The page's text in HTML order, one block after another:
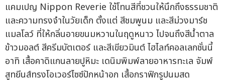
แคมเปญ Nippon Reverie ใช้โทนสีที่ชวนให้นึกถึงธรรมชาติ
และความทรงจำในวัยเด็ก ตั้งแต่ สีชมพูนม และสีม่วงมาร์ช
แมลโลว์ ที่ให้กลิ่นอายขนมหวานในฤดูหนาว ไปจนถึงสีน้ำตาล
ข้าวมอลต์ สีครีมบัตเตอร์ และสีเขียวมินต์ ไฮไลท์คอลเลกชั่นนี้
อาทิ เสื้อคาดิแกนลายปูหิมะ เดนิมพิมพ์ลายอาหารทะเล จัมพ์
สูทยีนส์ทรงโอเวอร์ไซซ์ปักหน้าอก เสื้อกราฟิกรูปนมสด